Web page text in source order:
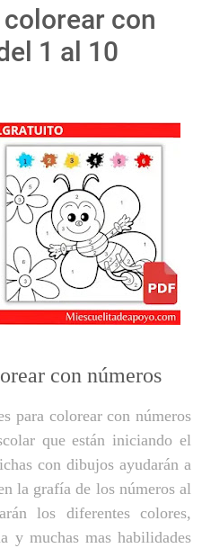
con
1 al 10
con números
para colorear con números
que están iniciando el
con dibujos ayudarán a
la grafía de los números al
los diferentes colores,
y muchas mas habilidades